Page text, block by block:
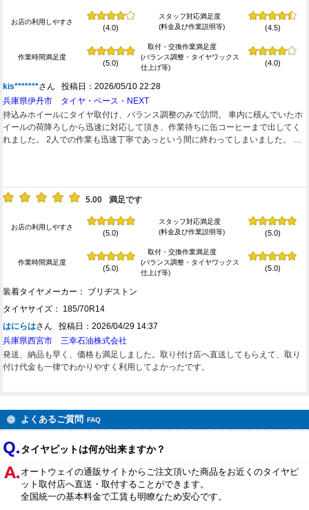
お店の利用しやすさ
(4.0)
スタッフ対応満足度
(料金及び作業説明等)
(4.5)
作業時間満足度
(5.0)
取付・交換作業満足度
(バランス調整・タイヤワックス
仕上げ等)
(4.0)
kis*******さん 投稿日：2026/05/10 22:28
兵庫県伊丹市 タイヤ・ベース・NEXT
持込みホイールにタイヤ取付け、バランス調整のみで訪問。 車内に積んでいたホ
イールの荷降ろしから迅速に対応して頂き、作業待ちに缶コーヒーまで出してく
れました。 2人での作業も迅速丁寧であっという間に終わってしまいました。 着
5.00 満足です
お店の利用しやすさ
(5.0)
スタッフ対応満足度
(料金及び作業説明等)
(5.0)
作業時間満足度
(5.0)
取付・交換作業満足度
(バランス調整・タイヤワックス
仕上げ等)
(5.0)
装着タイヤメーカー： ブリヂストン
タイヤサイズ： 185/70R14
はにらはさん 投稿日：2026/04/29 14:37
兵庫県西宮市 三幸石油株式会社
発送、納品も早く、価格も満足しました。取り付け店へ直送してもらえて、取り
付け代金も一律でわかりやすく利用してよかったです。
よくあるご質問 FAQ
タイヤピットは何が出来ますか？
オートウェイの通販サイトからご注文頂いた商品をお近くのタイヤピ
ット取付店へ直送・取付することができます。
全国統一の基本料金で工賃も明瞭なため安心です。